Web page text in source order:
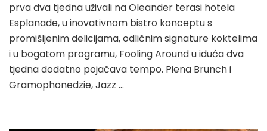
prva dva tjedna uživali na Oleander terasi hotela
Esplanade, u inovativnom bistro konceptu s
promišljenim delicijama, odličnim signature koktelima
i u bogatom programu, Fooling Around u iduća dva
tjedna dodatno pojačava tempo. Piena Brunch i
Gramophonedzie, Jazz …